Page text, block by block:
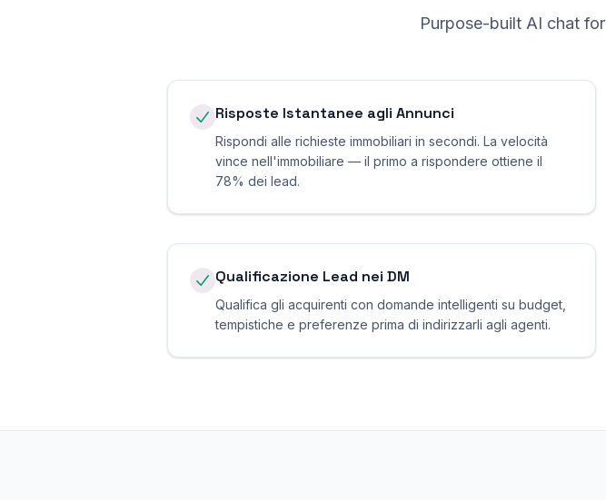
Purpose-built AI chat for
Risposte Istantanee agli Annunci
Rispondi alle richieste immobiliari in secondi. La velocità
vince nell'immobiliare — il primo a rispondere ottiene il
78% dei lead.
Qualificazione Lead nei DM
Qualifica gli acquirenti con domande intelligenti su budget,
tempistiche e preferenze prima di indirizzarli agli agenti.